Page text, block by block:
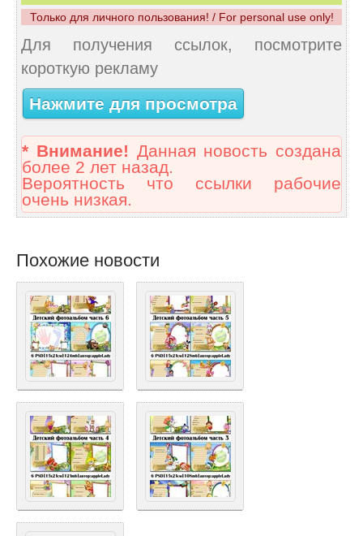
Только для личного пользования! / For personal use only!
Для получения ссылок, посмотрите
короткую рекламу
Нажмите для просмотра
* Внимание! Данная новость создана
более 2 лет назад.
Вероятность что ссылки рабочие
очень низкая.
Похожие новости